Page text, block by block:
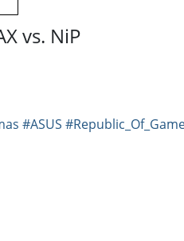
vs. NiP
#ASUS